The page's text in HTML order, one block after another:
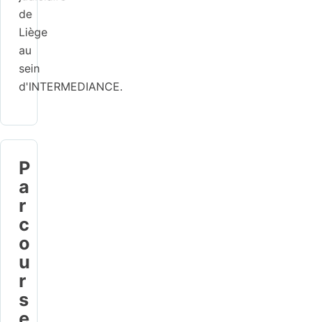
de
Liège
au
sein
d'INTERMEDIANCE.
P
a
r
c
o
u
r
s